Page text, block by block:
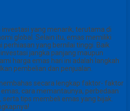
investasi yang menarik, terutama di
global. Selain itu, emas memiliki
perhiasan yang bernilai tinggi. Baik
jangka panjang maupun
harga emas hari ini adalah langkah
pembelian dan penjualan.
secara lengkap faktor- faktor
cara memantaunya, perbedaan
serta tips membeli emas yang bijak.